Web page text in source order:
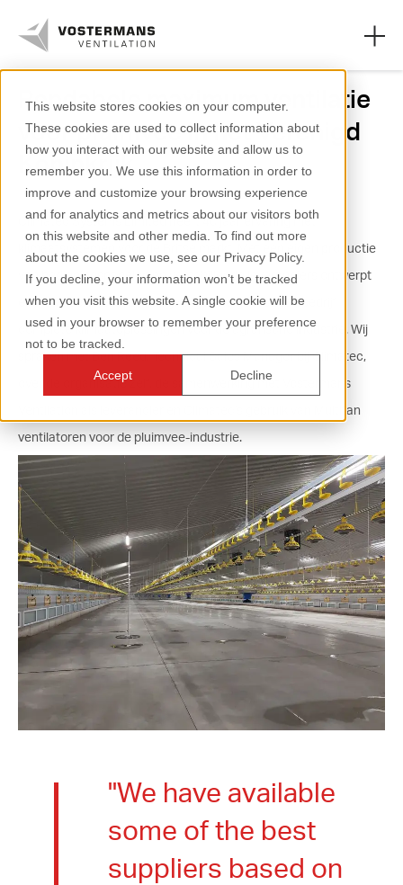
This website stores cookies on your computer.
These cookies are used to collect information about
how you interact with our website and allow us to
remember you. We use this information in order to
improve and customize your browsing experience
and for analytics and metrics about our visitors both
on this website and other media. To find out more
about the cookies we use, see our Privacy Policy.
If you decline, your information won’t be tracked
when you visit this website. A single cookie will be
used in your browser to remember your preference
not to be tracked.
Accept Decline
Ventilatoren
Agrarische oplossingen
Industriële oplossingen
Kennis
Over ons
+31 (0)77 389 32 32
ventilation@vostermans.com
Product selector
Vostermans Companies
Contact
Rendabele maximum ventilatie
voor pluimvee in het Verenigd
Koninkrijk
Climatec Systems Limited heeft 40 jaar ervaring met
klimaatsystemen voor de Britse markt. Met een eigen productie
van bedieningspanelen en verschillende leveranciers ontwerpt
en installeert het in Ledbury, Engeland gevestigde bedrijf
complete klimaatoplossingen voor de agrarische industrie. Wij
spraken met Ben Reed, Technical Sales Manager bij Climatec,
over de organisatie zelf, de samenwerking met Vostermans
Ventilation als leverancier en Climatec's gebruik van Multifan
ventilatoren voor de pluimvee-industrie.
"We have available
some of the best
suppliers based on